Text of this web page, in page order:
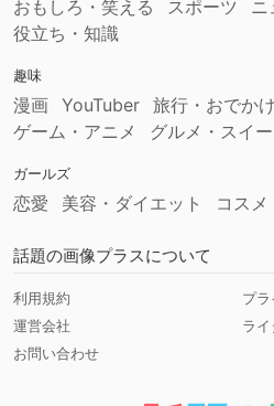
おもしろ・笑える スポーツ ニ
役立ち・知識
趣味
漫画 YouTuber 旅行・おでかけ
ゲーム・アニメ
グルメ・スイ
ガールズ
恋愛 美容・ダイエット コスメ
話題の画像プラスについて
利用規約
プ
運営会社
ライ
お問い合わせ